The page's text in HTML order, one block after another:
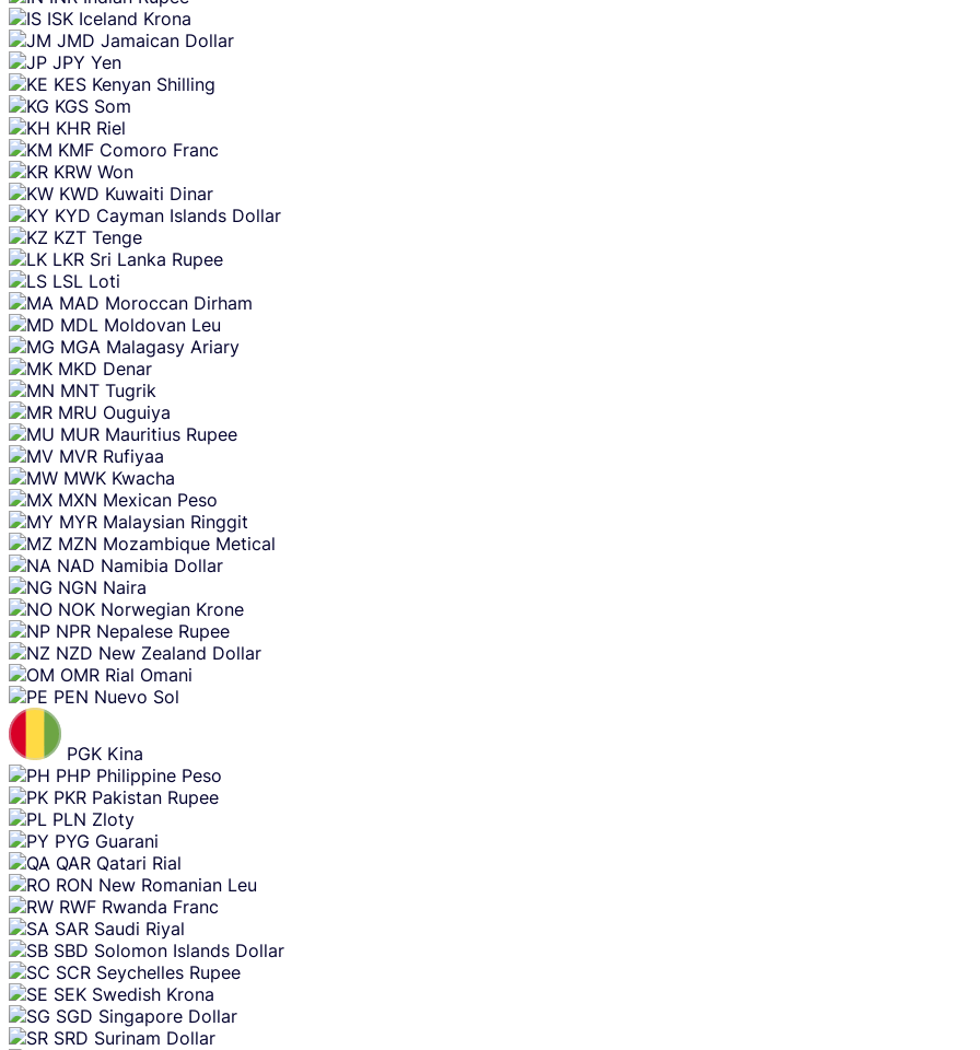
ISK Iceland Krona
JMD Jamaican Dollar
JPY Yen
KES Kenyan Shilling
KGS Som
KHR Riel
KMF Comoro Franc
KRW Won
KWD Kuwaiti Dinar
KYD Cayman Islands Dollar
KZT Tenge
LKR Sri Lanka Rupee
LSL Loti
MAD Moroccan Dirham
MDL Moldovan Leu
MGA Malagasy Ariary
MKD Denar
MNT Tugrik
MRU Ouguiya
MUR Mauritius Rupee
MVR Rufiyaa
MWK Kwacha
MXN Mexican Peso
MYR Malaysian Ringgit
MZN Mozambique Metical
NAD Namibia Dollar
NGN Naira
NOK Norwegian Krone
NPR Nepalese Rupee
NZD New Zealand Dollar
OMR Rial Omani
PEN Nuevo Sol
PGK Kina
PHP Philippine Peso
PKR Pakistan Rupee
PLN Zloty
PYG Guarani
QAR Qatari Rial
RON New Romanian Leu
RWF Rwanda Franc
SAR Saudi Riyal
SBD Solomon Islands Dollar
SCR Seychelles Rupee
SEK Swedish Krona
SGD Singapore Dollar
SRD Surinam Dollar